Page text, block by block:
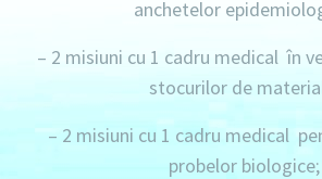
anchetelor
– 2 misiuni cu 1 cadru medicalîn
stocurilor de
– 2 misiuni cu 1 cadru medical
probelor biologice;